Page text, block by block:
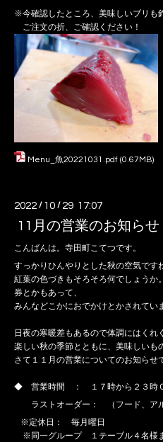
※今確認したところ、美味しいブリも
ご注文の折、ご確認ください！
Menu_魚20221031.pdf (0.67MB)
2022 / 10 / 29 17:07
11月の営業のお知らせ
こんばんは。寺田町こてつです。
すっかりひんやりとした秋の空気です
紅葉の色づきもそろそろ何でしょうか
券とかもあって、
みんなどこかにおでかけとかされてい
日夜の寒暖差もあるので体調にはくれ
楽しい秋の季節とともに、美味しいも
さて１１月の営業についてのお知らせ
◆ 営業時間 ： １７時から２３時
ラストオーダー： （フード、アル
※定休日： 毎月曜日
※同一グループ １テーブル４名様ま